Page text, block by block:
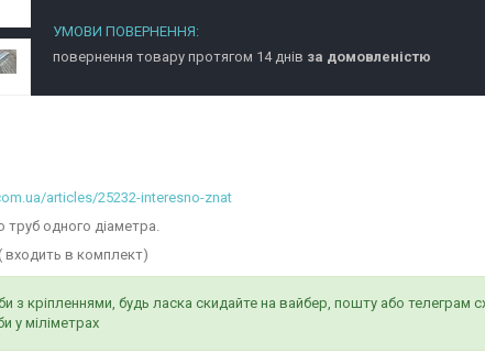
повернення товару протягом 14 днів за домовленістю
articles/25232-interesno-znat
труб одного діаметра.
входить в комплект)
з кріпленнями, будь ласка скидайте на вайбер, пошту або
у міліметрах